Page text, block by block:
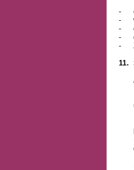
-
-
-
-
-
11.